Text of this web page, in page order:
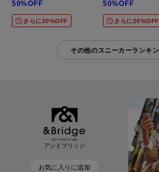
50%OFF
さらに20%OFF
50%OFF
さらに20%OFF
その他のスニーカーランキ
アンドブリッジ
お気に入りに追加